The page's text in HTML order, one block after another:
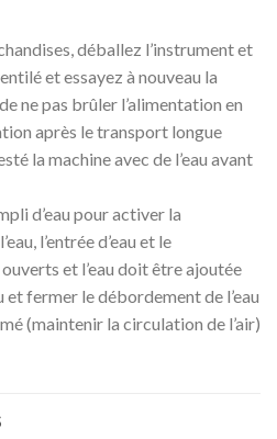
déballez l’instrument et
et essayez à nouveau la
ne pas brûler l’alimentation en
après le transport longue
la machine avec de l’eau avant
d’eau pour activer la
l’entrée d’eau et le
et l’eau doit être ajoutée
et fermer le débordement de l’eau
(maintenir la circulation de l’air)